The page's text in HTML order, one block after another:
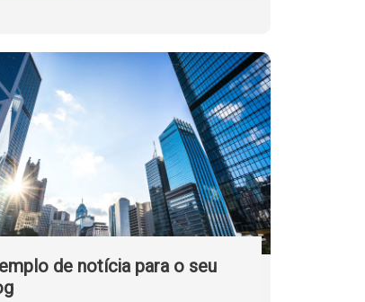
de notícia para o seu